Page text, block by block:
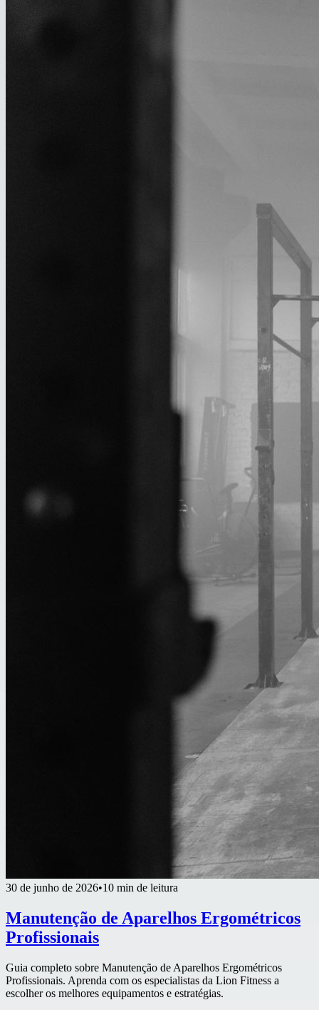
30 de junho de 2026•10 min de leitura
Manutenção de Aparelhos Ergométricos
Profissionais
Guia completo sobre Manutenção de Aparelhos Ergométricos
Profissionais. Aprenda com os especialistas da Lion Fitness a
escolher os melhores equipamentos e estratégias.